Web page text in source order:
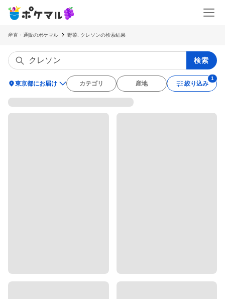
産直・通販のポケマル 野菜, クレソンの検索結果
検索
location_on東京都にお届け カテゴリ 産地 絞り込み